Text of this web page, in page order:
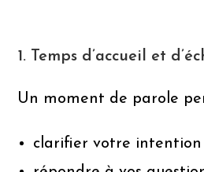
1. Temps d’accueil et
Un moment de parole
clarifier votre intention